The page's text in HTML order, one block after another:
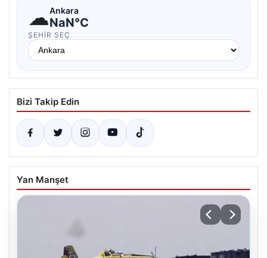
☁Ankara
NaN°C
ŞEHIR SEÇ
Bizi Takip Edin
Yan Manşet